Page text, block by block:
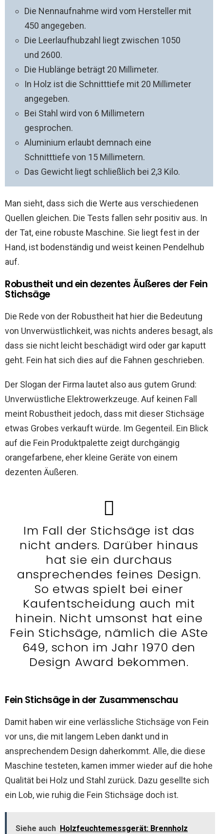
Die Nennaufnahme wird vom Hersteller mit
450 angegeben.
Die Leerlaufhubzahl liegt zwischen 1050
und 2600.
Die Hublänge beträgt 20 Millimeter.
In Holz ist die Schnitttiefe mit 20 Millimeter
angegeben.
Bei Stahl wird von 6 Millimetern
gesprochen.
Aluminium erlaubt demnach eine
Schnitttiefe von 15 Millimetern.
Das Gewicht liegt schließlich bei 2,3 Kilo.
Man sieht, dass sich die Werte aus verschiedenen
Quellen gleichen. Die Tests fallen sehr positiv aus. In
der Tat, eine robuste Maschine. Sie liegt fest in der
Hand, ist bodenständig und weist keinen Pendelhub
auf.
Robustheit und ein dezentes Äußeres der Fein
Stichsäge
Die Rede von der Robustheit hat hier die Bedeutung
von Unverwüstlichkeit, was nichts anderes besagt, als
dass sie nicht leicht beschädigt wird oder gar kaputt
geht. Fein hat sich dies auf die Fahnen geschrieben.
Der Slogan der Firma lautet also aus gutem Grund:
Unverwüstliche Elektrowerkzeuge. Auf keinen Fall
meint Robustheit jedoch, dass mit dieser Stichsäge
etwas Grobes verkauft würde. Im Gegenteil. Ein Blick
auf die Fein Produktpalette zeigt durchgängig
orangefarbene, eher kleine Geräte von einem
dezenten Äußeren.
Im Fall der Stichsäge ist das
nicht anders. Darüber hinaus
hat sie ein durchaus
ansprechendes feines Design.
So etwas spielt bei einer
Kaufentscheidung auch mit
hinein. Nicht umsonst hat eine
Fein Stichsäge, nämlich die ASte
649, schon im Jahr 1970 den
Design Award bekommen.
Fein Stichsäge in der Zusammenschau
Damit haben wir eine verlässliche Stichsäge von Fein
vor uns, die mit langem Leben dankt und in
ansprechendem Design daherkommt. Alle, die diese
Maschine testeten, kamen immer wieder auf die hohe
Qualität bei Holz und Stahl zurück. Dazu gesellte sich
ein Lob, wie ruhig die Fein Stichsäge doch ist.
Siehe auch Holzfeuchtemessgerät: Brennholz